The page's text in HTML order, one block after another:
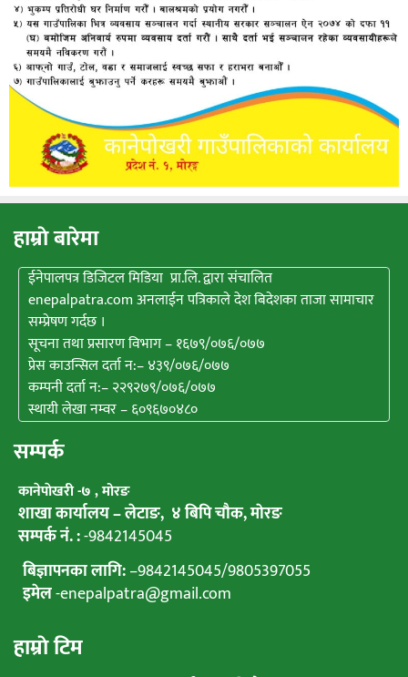
हाम्राे बारेमा
ईनेपालपत्र डिजिटल मिडिया प्रा.लि. द्वारा संचालित
enepalpatra.com अनलाईन पत्रिकाले देश बिदेशका ताजा सामाचार
सम्प्रेषण गर्दछ ।
सूचना तथा प्रसारण विभाग – १६७९/०७६/०७७
प्रेस काउन्सिल दर्ता न:– ४३९/०७६/०७७
कम्पनी दर्ता न:– २२९२७९/०७६/०७७
स्थायी लेखा नम्वर – ६०९६७०४८०
सम्पर्क
कानेपाेखरी -७ , मोरङ
शाखा कार्यालय – लेटाङ, ४ बिपि चाैक, माेरङ
सम्पर्क नं. :-9842145045
बिज्ञापनका लागि:–9842145045/9805397055
इमेल-enepalpatra@gmail.com
हाम्राे टिम